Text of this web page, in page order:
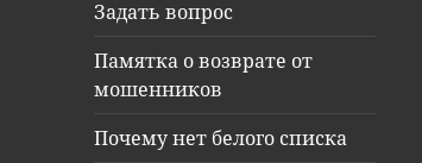
Задать вопрос
Памятка о возврате от
мошенников
Почему нет белого списка